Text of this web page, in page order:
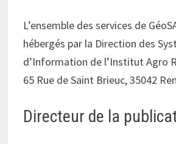
L’ensemble des services de
hébergés par la Direction des
d’Information de l’Institut Agro
65 Rue de Saint Brieuc, 35042
Directeur de la